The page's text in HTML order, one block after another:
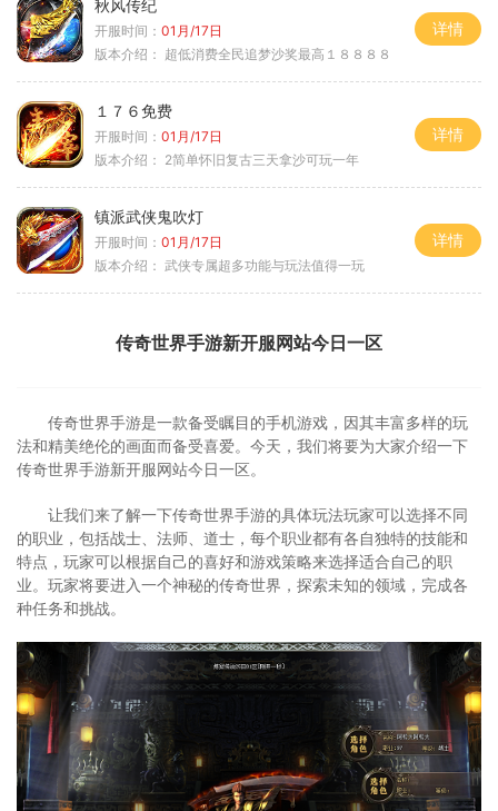
秋风传纪
开服时间： 01月/17日
版本介绍： 超低消费全民追梦沙奖最高１８８８８
详情
１７６免费
开服时间： 01月/17日
版本介绍： 2简单怀旧复古三天拿沙可玩一年
详情
镇派武侠鬼吹灯
开服时间： 01月/17日
版本介绍： 武侠专属超多功能与玩法值得一玩
详情
传奇世界手游新开服网站今日一区
传奇世界手游是一款备受瞩目的手机游戏，因其丰富多样的玩
法和精美绝伦的画面而备受喜爱。今天，我们将要为大家介绍一下
传奇世界手游新开服网站今日一区。
让我们来了解一下传奇世界手游的具体玩法玩家可以选择不同
的职业，包括战士、法师、道士，每个职业都有各自独特的技能和
特点，玩家可以根据自己的喜好和游戏策略来选择适合自己的职
业。玩家将要进入一个神秘的传奇世界，探索未知的领域，完成各
种任务和挑战。